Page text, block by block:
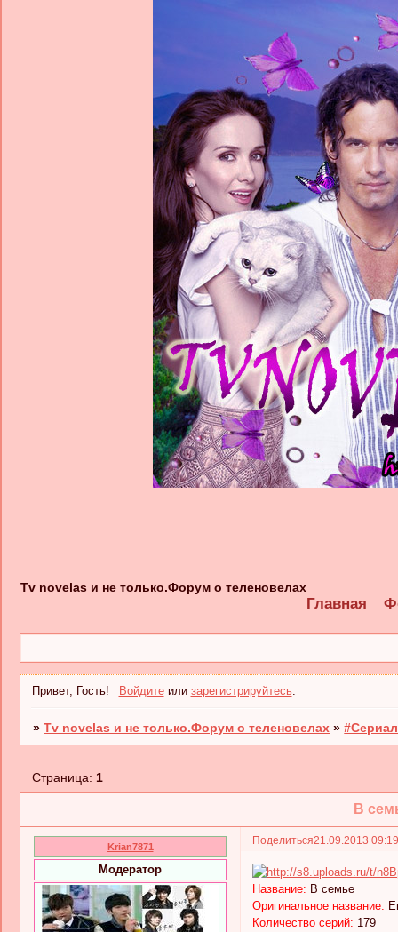
Tv novelas и не только.Форум о теленовелах
Главная
Привет, Гость! Войдитеили зарегистрируйтесь.
»Tv novelas и не только.Форум о теленовелах »
В
Страница:1
Поделиться21.09.2013
Krian7871
Модератор
Название: В семье
Оригинальное название:
Количество серий: 179